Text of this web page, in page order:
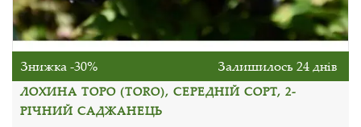
Знижка -30% Залишилось 24 днів
ЛОХИНА ТОРО (TORO), СЕРЕДНІЙ СОРТ, 2-
РІЧНИЙ САДЖАНЕЦЬ